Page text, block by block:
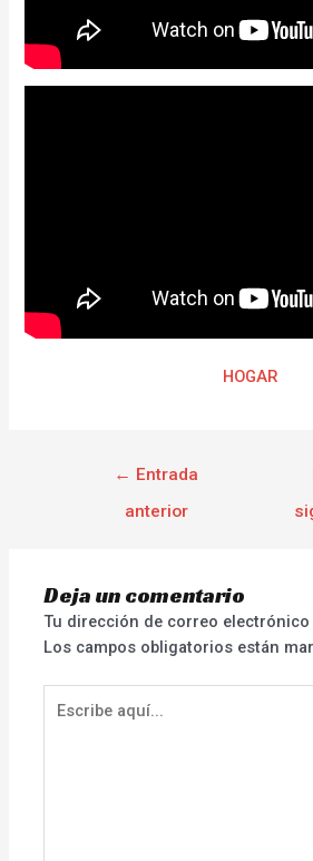
HOGAR
← Entrada
anterior
Deja un comentario
Tu dirección de correo electrónico
Los campos obligatorios están
aquí...